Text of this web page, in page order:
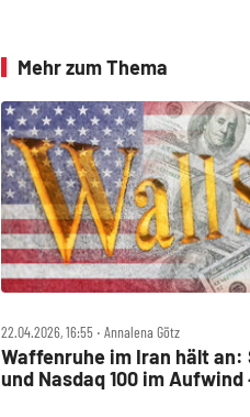
Mehr zum Thema
22.04.2026, 16:55 ‧ Annalena Götz
Waffenruhe im Iran hält an:
und Nasdaq 100 im Aufwind